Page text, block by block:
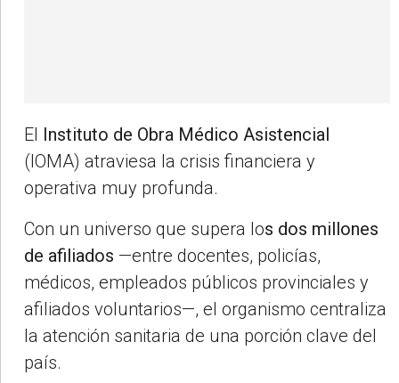
El Instituto de Obra Médico Asistencial
(IOMA) atraviesa la crisis financiera y
operativa muy profunda.
Con un universo que supera los dos millones
de afiliados —entre docentes, policías,
médicos, empleados públicos provinciales y
afiliados voluntarios—, el organismo centraliza
la atención sanitaria de una porción clave del
país.